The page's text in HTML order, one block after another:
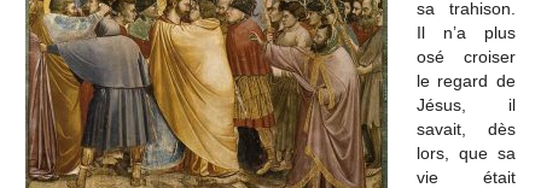
sa trahison.
Il n’a plus
osé croiser
le regard de
Jésus, il
savait, dès
lors, que sa
vie était